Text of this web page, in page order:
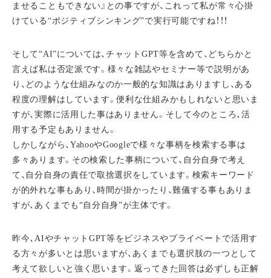
ませることもできない』との事ですが、これって私が常々心掛
けている“ポジティブシンキング”で実行可能ですね！！！
そして“AI”については、チャットGPT等を含めて、どちらかと
言えば私は否定派です。様々な雑誌やセミナー等で説明があ
り、どのような仕組みなのか一般的な知識はありますし、ある
程度の理解はしています。便利な仕組みかもしれないと思いま
すが、実際に活用した事はありません。そして今のところ、活
用する予定もありません。
しかしながら、YahooやGoogleで様々な事柄を検索する事は
多々あります。その検索した事柄について、自分自身で考え
て、自分自身の責任で取捨選択をしています。検索キーワード
が的外れな事もあり、時間が掛かったり、難儀する事もありま
すが、あくまでも“自分自身”が主体です。
昨今、AIやチャットGPT等をビジネスやプライベートで活用す
る方々が多いとは思いますが、あくまでも選択肢の一つとして
考えて欲しいと強く思います。返ってきた回答は必ずしも正解